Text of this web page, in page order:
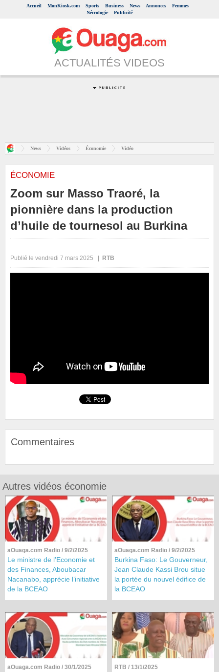
Accueil MonKiosk.com Sports Business News Annonces
Femmes
Nécrologie
Publicité
ACTUALITÉS VIDEOS
News Vidéos Économie Vidéo
ÉCONOMIE
Zoom sur Masso Traoré, la
pionnière dans la production
d’huile de tournesol au Burkina
Publié le vendredi 7 mars 2025 | RTB
Commentaires
Autres vidéos économie
aOuaga.com Radio / 9/2/2025
Le ministre de l’Economie et
des Finances, Aboubacar
Nacanabo, apprécie l’initiative
de la BCEAO
aOuaga.com Radio / 9/2/2025
Burkina Faso: Le Gouverneur,
Jean Claude Kassi Brou situe
la portée du nouvel édifice de
la BCEAO
aOuaga.com Radio / 30/1/2025 RTB / 13/1/2025